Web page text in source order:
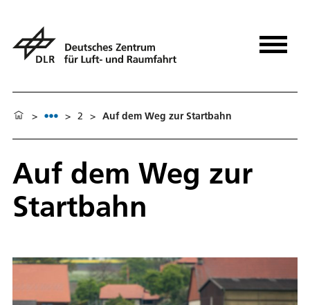
> > 2 > Auf dem Weg zur Startbahn
Auf dem Weg zur
Startbahn